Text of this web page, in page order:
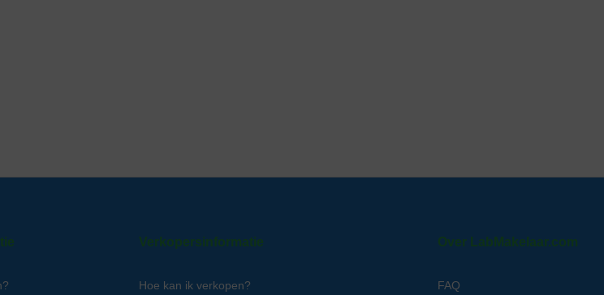
Verkopersinformatie
Hoe kan ik verkopen?
Over LabMakelaar.com
FAQ